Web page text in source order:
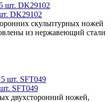
DK29102
скульптурных ножей
из нержавеющий стали
SFT049
двухсторонний ножей,